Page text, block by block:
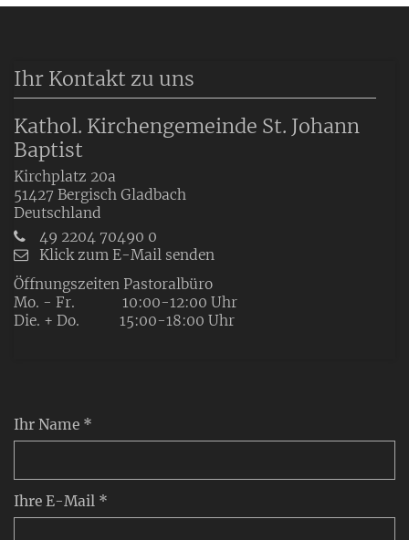
Ihr Name *
Ihre E-Mail *
Ihr Kontakt zu uns
Kathol. Kirchengemeinde St. Johann
Baptist
Kirchplatz 20a
51427 Bergisch Gladbach
Deutschland
49 2204 70490 0
Klick zum E-Mail senden
Öffnungszeiten Pastoralbüro
Mo. - Fr. 10:00-12:00 Uhr
Die. + Do. 15:00-18:00 Uhr